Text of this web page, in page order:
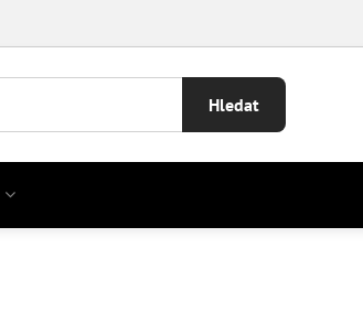
Hledat